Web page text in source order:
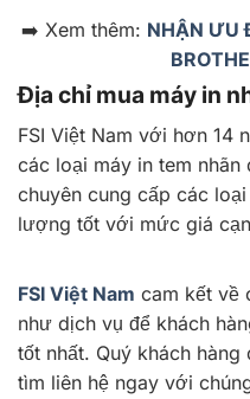
➡️ Xem thêm: NHẬN ƯU
Địa chỉ mua máy in
FSI Việt Nam với hơn 14
các loại máy in tem nhãn
chuyên cung cấp các
lượng tốt với mức giá
FSI Việt Nam cam kết về
như dịch vụ để khách
tốt nhất. Quý khách
tìm liên hệ ngay với